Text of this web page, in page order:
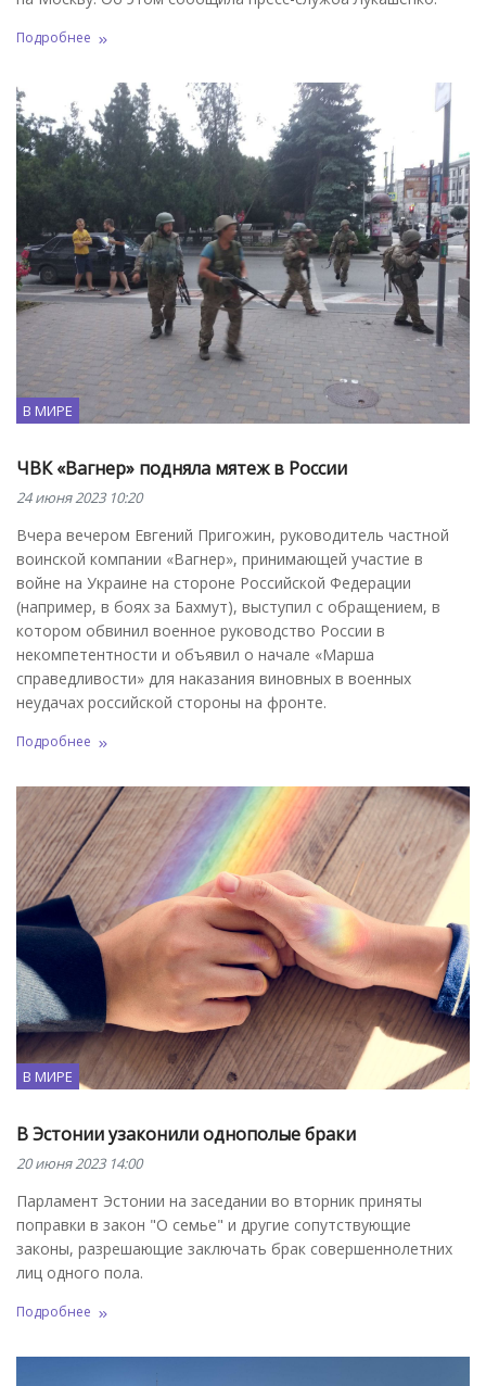
Подробнее
В МИРЕ
ЧВК «Вагнер» подняла мятеж в России
24 июня 2023 10:20
Вчера вечером Евгений Пригожин, руководитель частной
воинской компании «Вагнер», принимающей участие в
войне на Украине на стороне Российской Федерации
(например, в боях за Бахмут), выступил с обращением, в
котором обвинил военное руководство России в
некомпетентности и объявил о начале «Марша
справедливости» для наказания виновных в военных
неудачах российской стороны на фронте.
Подробнее
В МИРЕ
В Эстонии узаконили однополые браки
20 июня 2023 14:00
Парламент Эстонии на заседании во вторник приняты
поправки в закон "О семье" и другие сопутствующие
законы, разрешающие заключать брак совершеннолетних
лиц одного пола.
Подробнее